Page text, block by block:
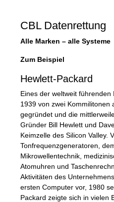
CBLDatenrettung
Alle Marken – alle Systeme
Zum Beispiel
Hewlett-Packard
Eines der weltweit
1939 von zwei Kommilitonen
gegründet und die
Gründer Bill Hewlett und
Keimzelle des Silicon Valley.
Tonfrequenzgeneratoren,
Mikrowellentechnik,
Atomuhren und
Aktivitäten des
ersten Computer vor, 1980
Packard zeigte sich in vielen